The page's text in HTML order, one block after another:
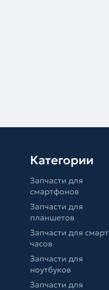
Категории
Запчасти для
смартфонов
Запчасти для
планшетов
Запчасти для смарт
часов
Запчасти для
ноутбуков
Запчасти для